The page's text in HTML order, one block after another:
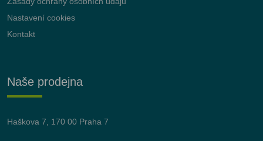
Nastavení cookies
Kontakt
Naše prodejna
Haškova 7, 170 00 Praha 7